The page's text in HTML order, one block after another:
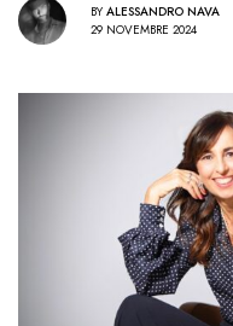
BY ALESSANDRO NAVA
29 NOVEMBRE 2024